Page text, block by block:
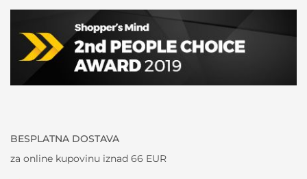
BESPLATNA DOSTAVA
za online kupovinu iznad 66 EUR